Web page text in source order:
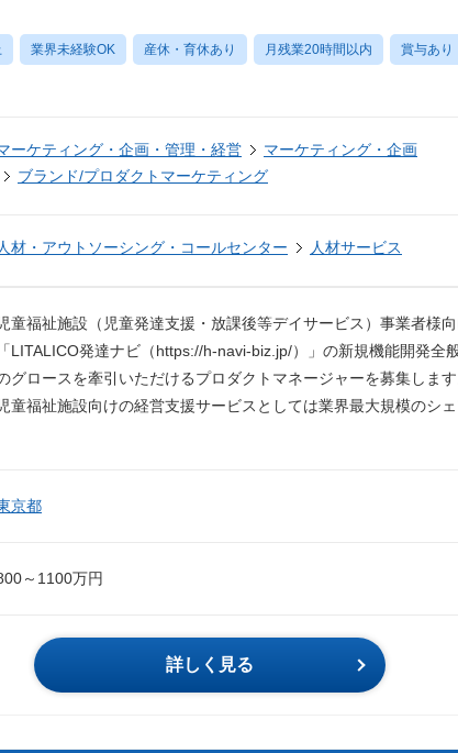
業界未経験OK 産休・育休あり 月残業20時間以内 賞与あり
ーケティング・企画・管理・経営
マーケティング・企画
ブランド/プロダクトマーケティング
人材・アウトソーシング・コールセンター 人材サービス
童福祉施設（児童発達支援・放課後等デイサービス）事業者様
「LITALICO発達ナビ（https://h-navi-biz.jp/）」の新規機能開発全
グロースを牽引いただけるプロダクトマネージャーを募集します
童福祉施設向けの経営支援サービスとしては業界最大規模のシェ
京都
～1100万円
詳しく見る